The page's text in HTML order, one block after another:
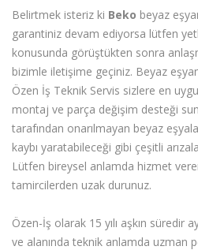
Belirtmek isteriz ki Beko beyaz
garantiniz devam ediyorsa lütfen
konusunda görüştükten sonra
bizimle iletişime geçiniz. Beyaz
Özen İş Teknik Servis sizlere en
montaj ve parça değişim desteği
tarafından onarılmayan beyaz
kaybı yaratabileceği gibi çeşitli
Lütfen bireysel anlamda hizmet
tamircilerden uzak durunuz.
Özen-İş olarak 15 yılı aşkın süredir
ve alanında teknik anlamda uzman